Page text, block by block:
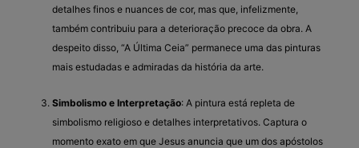
detalhes finos e nuances de cor, mas que, infelizmente,
também contribuiu para a deterioração precoce da obra. A
despeito disso, “A Última Ceia” permanece uma das pinturas
mais estudadas e admiradas da história da arte.
Simbolismo e Interpretação: A pintura está repleta de
simbolismo religioso e detalhes interpretativos. Captura o
momento exato em que Jesus anuncia que um dos apóstolos